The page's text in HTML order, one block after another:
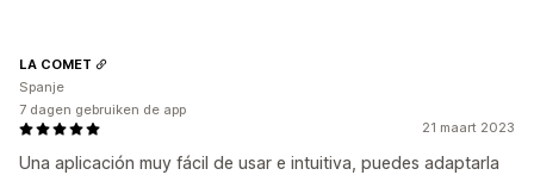
21 maart 2023
Una aplicación muy fácil de usar e intuitiva, puedes adaptarla
LA COMET
Spanje
7 dagen gebruiken de app